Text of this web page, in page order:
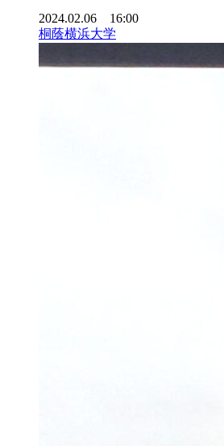
2024.02.06 16:00
桐蔭横浜大学